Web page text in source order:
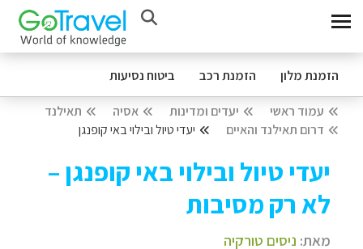
הזמנת מלון הזמנת רכב ביטוח נסיעות
עמוד ראשי יעדים ומדינות אסיה
תאילנד
דרום תאילנד והאיים
יעדי טיול ובילוי באי קופנגן
יעדי טיול ובילוי באי קופנגן –
לא רק מסיבות
מאת: ניסים טורקיה